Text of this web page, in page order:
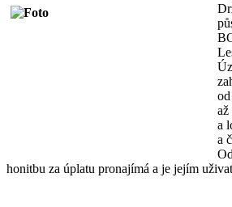
až
a
a
honitbu za úplatu pronajímá a je jejím